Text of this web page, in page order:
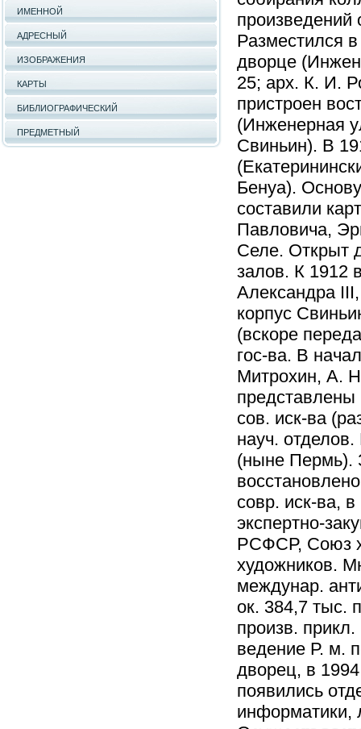
ИМЕННОЙ
АДРЕСНЫЙ
ИЗОБРАЖЕНИЯ
КАРТЫ
БИБЛИОГРАФИЧЕСКИЙ
ПРЕДМЕТНЫЙ
произведений
Разместился
дворце
25; арх. К. И.
пристроен
(Инженерная
Свиньин). В
Бенуа).
составили
Павловича,
Селе. Открыт
залов. К 1912
Александра
корпус
(вскоре
гос-ва. В
Митрохин, А.
представлены
сов. иск-ва
науч.
(ныне Пермь).
совр. иск-ва,
экспертно-
РСФСР, Союз
художников.
междунар.
ок. 384,7 тыс.
произв.
ведение Р. м.
дворец, в
появились
информатики,